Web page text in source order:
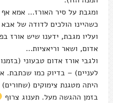
ומגבת על סיר האורז… אמא
כשהיינו הולכים לדודה של
ועליו מגבת, ידענו שיש אורז
אדום, ושאר וריאציות…
ולגבי אורז אדום טבעוני
לעניים) – בדיוק כמו שכתבת.
היתה מטגנת צימוקים
בזמן ההגשה מעל. תענוג צרוף